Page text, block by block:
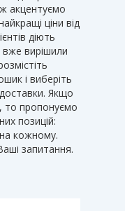
акцентуємо
ціни від
діють
вже вирішили
і виберіть
Якщо
то пропонуємо
позицій:
кожному.
запитання.